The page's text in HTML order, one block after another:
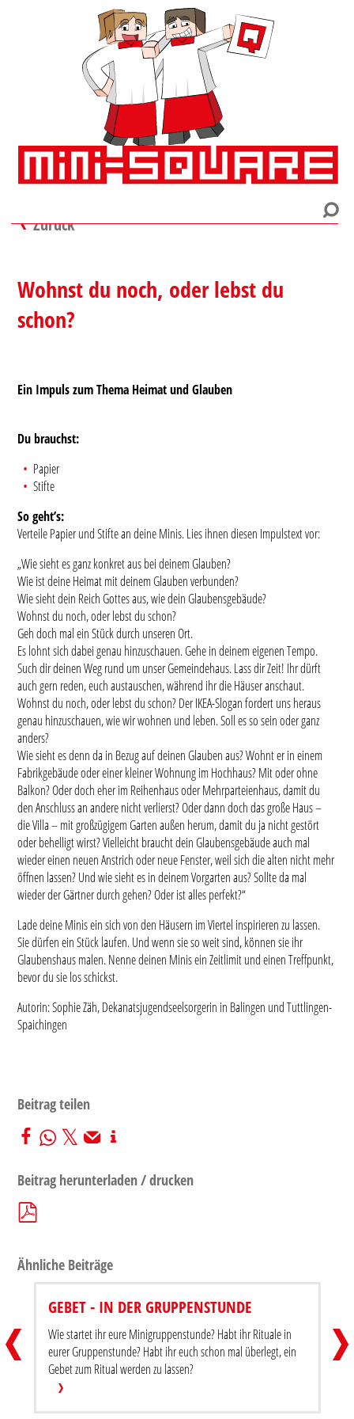
Zurück
Wohnst du noch, oder lebst du
schon?
Ein Impuls zum Thema Heimat und Glauben
Du brauchst:
Papier
Stifte
So geht’s:
Verteile Papier und Stifte an deine Minis. Lies ihnen diesen Impulstext vor:
„Wie sieht es ganz konkret aus bei deinem Glauben?
Wie ist deine Heimat mit deinem Glauben verbunden?
Wie sieht dein Reich Gottes aus, wie dein Glaubensgebäude?
Wohnst du noch, oder lebst du schon?
Geh doch mal ein Stück durch unseren Ort.
Es lohnt sich dabei genau hinzuschauen. Gehe in deinem eigenen Tempo.
Such dir deinen Weg rund um unser Gemeindehaus. Lass dir Zeit! Ihr dürft
auch gern reden, euch austauschen, während ihr die Häuser anschaut.
Wohnst du noch, oder lebst du schon? Der IKEA-Slogan fordert uns heraus
genau hinzuschauen, wie wir wohnen und leben. Soll es so sein oder ganz
anders?
Wie sieht es denn da in Bezug auf deinen Glauben aus? Wohnt er in einem
Fabrikgebäude oder einer kleiner Wohnung im Hochhaus? Mit oder ohne
Balkon? Oder doch eher im Reihenhaus oder Mehrparteienhaus, damit du
den Anschluss an andere nicht verlierst? Oder dann doch das große Haus –
die Villa – mit großzügigem Garten außen herum, damit du ja nicht gestört
oder behelligt wirst? Vielleicht braucht dein Glaubensgebäude auch mal
wieder einen neuen Anstrich oder neue Fenster, weil sich die alten nicht mehr
öffnen lassen? Und wie sieht es in deinem Vorgarten aus? Sollte da mal
wieder der Gärtner durch gehen? Oder ist alles perfekt?“
Lade deine Minis ein sich von den Häusern im Viertel inspirieren zu lassen.
Sie dürfen ein Stück laufen. Und wenn sie so weit sind, können sie ihr
Glaubenshaus malen. Nenne deinen Minis ein Zeitlimit und einen Treffpunkt,
bevor du sie los schickst.
Autorin: Sophie Zäh, Dekanatsjugendseelsorgerin in Balingen und Tuttlingen-
Spaichingen
Beitrag teilen
Beitrag herunterladen / drucken
Ähnliche Beiträge
MINIPROBE MIT FEHLERN
Beitrag teilen
GEBET - IN DER GRUPPENSTUNDE
Wie startet ihr eure Minigruppenstunde? Habt ihr Rituale in
eurer Gruppenstunde? Habt ihr euch schon mal überlegt, ein
Gebet zum Ritual werden zu lassen?